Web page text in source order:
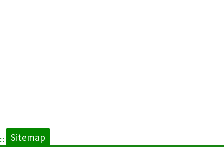
::: Sitemap